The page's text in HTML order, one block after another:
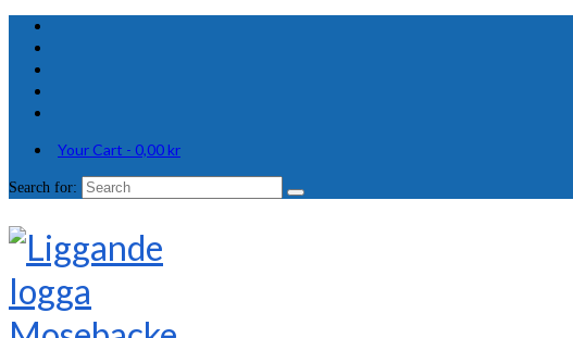
Your Cart - 0,00kr
Search for: